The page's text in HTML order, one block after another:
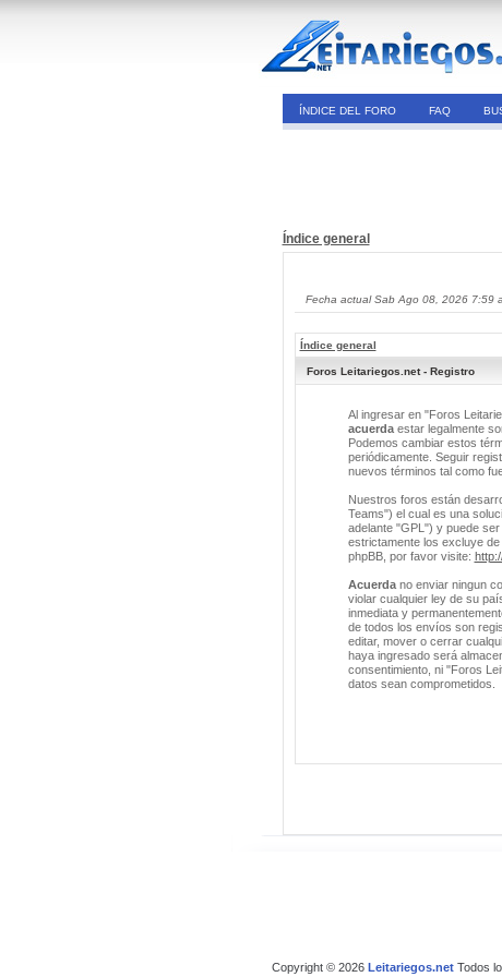
ÍNDICE DEL FORO FAQ
Índice general
Fecha actual Sab Ago 08, 2026 7:59
Índice general
Foros Leitariegos.net - Registro
Al ingresar en "Foros
acuerdaestar legalmente
Podemos cambiar estos
periódicamente. Seguir
nuevos términos tal como
Nuestros foros están
Teams") el cual es una
adelante "GPL") y puede
estrictamente los excluye
phpBB, por favor visite:
Acuerdano enviar ningun
violar cualquier ley de su
inmediata y
de todos los envíos son
editar, mover o cerrar
haya ingresado será
consentimiento, ni "Foros
datos sean comprometidos.
Copyright © 2026 Leitariegos.netTodos